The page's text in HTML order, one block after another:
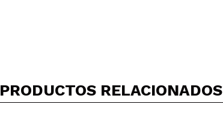
PRODUCTOS RELACIONADOS